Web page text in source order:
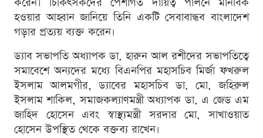
হওয়ার আহ্বান জানিয়ে তিনি একটি সেবাবান্ধব বাংলাদেশ
গড়ার প্রত্যয় ব্যক্ত করেন।
ড্যাব সভাপতি অধ্যাপক ডা. হারুন আল রশীদের সভাপতিত্বে
সমাবেশে অন্যদের মধ্যে বিএনপির মহাসচিব মির্জা ফখরুল
ইসলাম আলমগীর, ড্যাবের মহাসচিব ডা. মো. জহিরুল
ইসলাম শাকিল, সমাজকল্যাণমন্ত্রী অধ্যাপক ডা. এ জেড এম
জাহিদ হোসেন এবং স্বাস্থ্যমন্ত্রী সরদার মো. সাখাওয়াত
হোসেন উপস্থিত থেকে বক্তব্য রাখেন।